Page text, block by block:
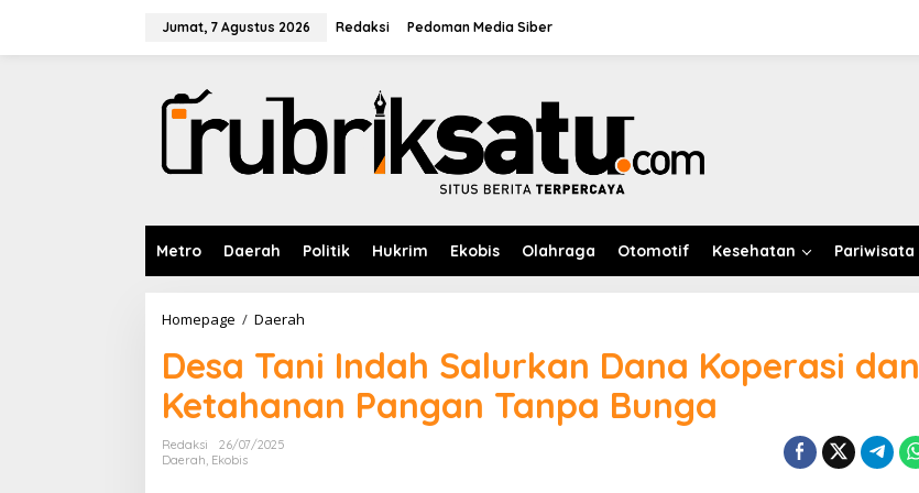
Jumat, 7 Agustus 2026 Redaksi Pedoman Media Siber
Metro Daerah Politik Hukrim Ekobis Olahraga Otomotif Kesehatan Pariwisata
Homepage / Daerah
s
a
T
a
Desa Tani Indah Salurkan Dana Koperasi dan
Ketahanan Pangan Tanpa Bunga
Redaksi
26/07/2025
Daerah Ekobis